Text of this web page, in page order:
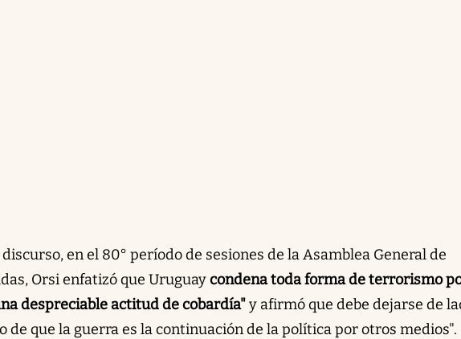
en el 80° período de sesiones de la Asamblea General de
Orsi enfatizó que Uruguaycondena toda forma de terrorismo
despreciable actitud de cobardía"y afirmó que debe dejarse de
de que la guerra es la continuación de la política por otros medios".